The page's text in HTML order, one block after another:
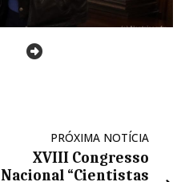
PRÓXIMA NOTÍCIA
XVIII Congresso
Nacional “Cientistas